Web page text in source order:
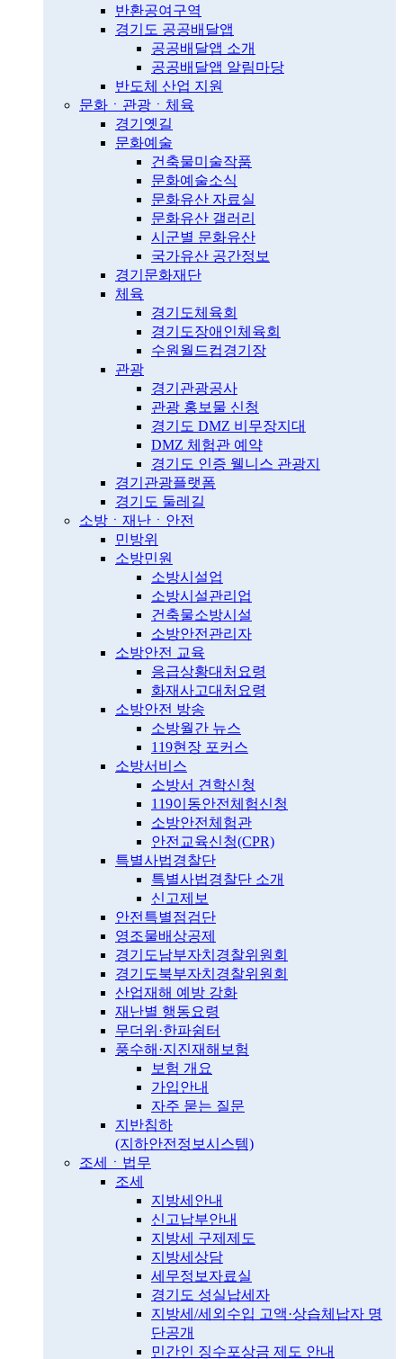
반환공여구역
경기도 공공배달앱
공공배달앱 소개
공공배달앱 알림마당
반도체 산업 지원
문화ㆍ관광ㆍ체육
경기옛길
문화예술
건축물미술작품
문화예술소식
문화유산 자료실
문화유산 갤러리
시군별 문화유산
국가유산 공간정보
경기문화재단
체육
경기도체육회
경기도장애인체육회
수원월드컵경기장
관광
경기관광공사
관광 홍보물 신청
경기도 DMZ 비무장지대
DMZ 체험관 예약
경기도 인증 웰니스 관광지
경기관광플랫폼
경기도 둘레길
소방ㆍ재난ㆍ안전
민방위
소방민원
소방시설업
소방시설관리업
건축물소방시설
소방안전관리자
소방안전 교육
응급상황대처요령
화재사고대처요령
소방안전 방송
소방월간 뉴스
119현장 포커스
소방서비스
소방서 견학신청
119이동안전체험신청
소방안전체험관
안전교육신청(CPR)
특별사법경찰단
특별사법경찰단 소개
신고제보
안전특별점검단
영조물배상공제
경기도남부자치경찰위원회
경기도북부자치경찰위원회
산업재해 예방 강화
재난별 행동요령
무더위·한파쉼터
풍수해·지진재해보험
보험 개요
가입안내
자주 묻는 질문
지반침하
(지하안전정보시스템)
조세ㆍ법무
조세
지방세안내
신고납부안내
지방세 구제제도
지방세상담
세무정보자료실
경기도 성실납세자
지방세/세외수입 고액·상습체납자 명
단공개
민간인 징수포상금 제도 안내